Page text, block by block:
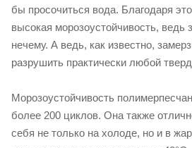
бы просочиться вода. Благодаря
высокая морозоустойчивость, ведь
нечему. А ведь, как известно,
разрушить практически любой
Морозоустойчивость
более 200 циклов. Она также
себя не только на холоде, но и в